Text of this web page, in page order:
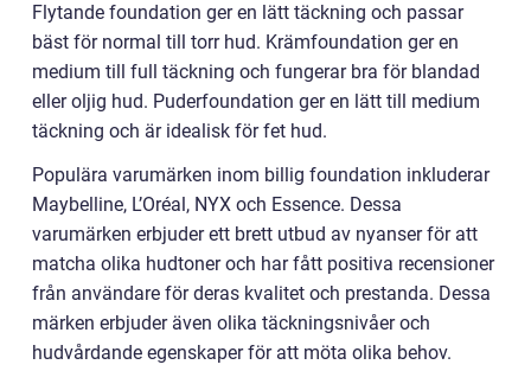
Flytande foundation ger en lätt täckning och passar
bäst för normal till torr hud. Krämfoundation ger en
medium till full täckning och fungerar bra för blandad
eller oljig hud. Puderfoundation ger en lätt till medium
täckning och är idealisk för fet hud.
Populära varumärken inom billig foundation inkluderar
Maybelline, L’Oréal, NYX och Essence. Dessa
varumärken erbjuder ett brett utbud av nyanser för att
matcha olika hudtoner och har fått positiva recensioner
från användare för deras kvalitet och prestanda. Dessa
märken erbjuder även olika täckningsnivåer och
hudvårdande egenskaper för att möta olika behov.